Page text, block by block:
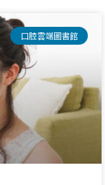
口腔雲端圖書館